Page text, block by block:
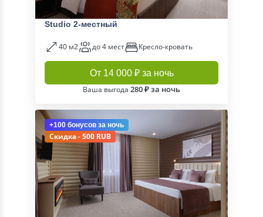
Studio 2-местный
40 м2 до 4 мест Кресло-кровать
От 14 000 ₽ за ночь
Ваша выгода 280 ₽ за ночь
+100 бонусов за ночь
Скидка - 500 RUB